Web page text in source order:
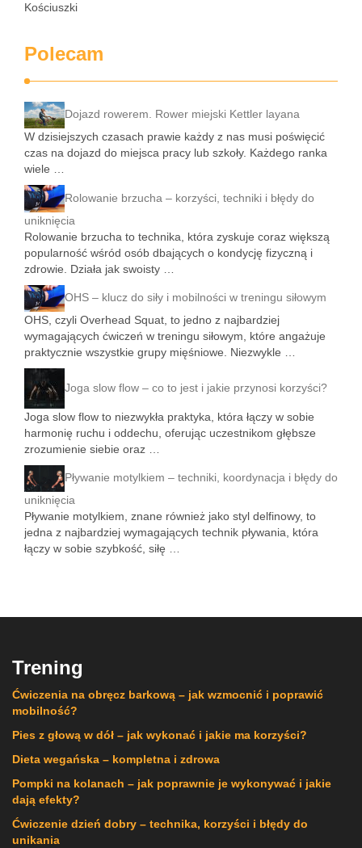
Kościuszki
Polecam
Dojazd rowerem. Rower miejski Kettler layana
W dzisiejszych czasach prawie każdy z nas musi poświęcić
czas na dojazd do miejsca pracy lub szkoły. Każdego ranka
wiele …
Rolowanie brzucha – korzyści, techniki i błędy do
uniknięcia
Rolowanie brzucha to technika, która zyskuje coraz większą
popularność wśród osób dbających o kondycję fizyczną i
zdrowie. Działa jak swoisty …
OHS – klucz do siły i mobilności w treningu siłowym
OHS, czyli Overhead Squat, to jedno z najbardziej
wymagających ćwiczeń w treningu siłowym, które angażuje
praktycznie wszystkie grupy mięśniowe. Niezwykle …
Joga slow flow – co to jest i jakie przynosi korzyści?
Joga slow flow to niezwykła praktyka, która łączy w sobie
harmonię ruchu i oddechu, oferując uczestnikom głębsze
zrozumienie siebie oraz …
Pływanie motylkiem – techniki, koordynacja i błędy do
uniknięcia
Pływanie motylkiem, znane również jako styl delfinowy, to
jedna z najbardziej wymagających technik pływania, która
łączy w sobie szybkość, siłę …
Trening
Ćwiczenia na obręcz barkową – jak wzmocnić i poprawić
mobilność?
Pies z głową w dół – jak wykonać i jakie ma korzyści?
Dieta wegańska – kompletna i zdrowa
Pompki na kolanach – jak poprawnie je wykonywać i jakie
dają efekty?
Ćwiczenie dzień dobry – technika, korzyści i błędy do
unikania